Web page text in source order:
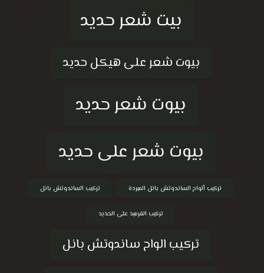
بيت شعر حديد
بيوت شعر على هيكل حديد
بيوت شعر حديد
بيوت شعر على حديد
تركيب ألواح الساندوتش بانل المبردة تركيب الساندوتش بانل
تركيب القرميد على الحديد
تركيب الواح ساندوتش بانل